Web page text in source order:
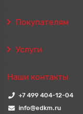
Покупателям
Услуги
Наши контакты
+7 499 404-12-04
info@edkm.ru